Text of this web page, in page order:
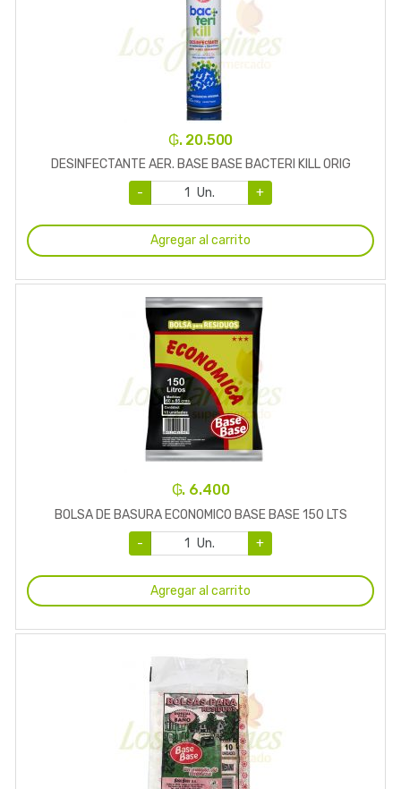
₲. 20.500
DESINFECTANTE AER. BASE BASE BACTERI KILL ORIG
-
Un. +
Agregar al carrito
₲. 6.400
BOLSA DE BASURA ECONOMICO BASE BASE 150 LTS
-
Un. +
Agregar al carrito